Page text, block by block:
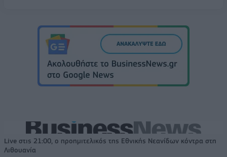
Live στις 21:00, ο προημιτελικός της Εθνικής Νεανίδων κόντρα στη
Λιθουανία